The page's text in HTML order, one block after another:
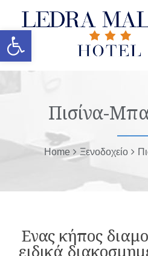
Ανοίξτε τη γραμμή εργαλείων
Πισίνα-
Home Ξενοδοχείο
Ενας κήπος
ειδικά